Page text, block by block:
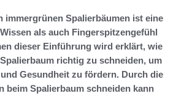
immergrünen Spalierbäumen ist eine
als auch Fingerspitzengefühl
dieser Einführung wird erklärt, wie
richtig zu schneiden, um
Gesundheit zu fördern. Durch die
beim Spalierbaum schneiden kann